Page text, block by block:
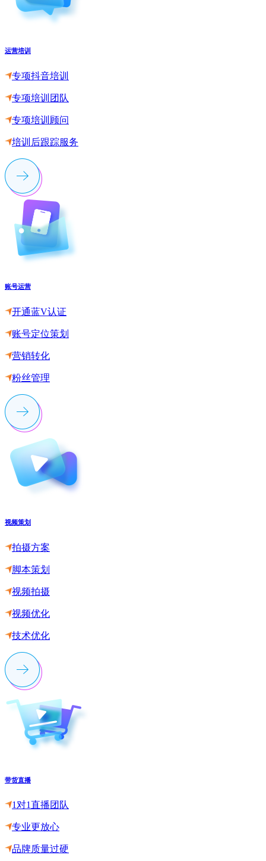
运营培训
专项抖音培训
专项培训团队
专项培训顾问
培训后跟踪服务
账号运营
开通蓝V认证
账号定位策划
营销转化
粉丝管理
视频策划
拍摄方案
脚本策划
视频拍摄
视频优化
技术优化
带货直播
1对1直播团队
专业更放心
品牌质量过硬